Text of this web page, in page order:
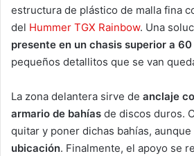
estructura de plástico de malla fina
del Hummer TGX Rainbow. Una
presente en un chasis superior a
pequeños detallitos que se van
La zona delantera sirve de anclaje
armario de bahías de discos duros.
quitar y poner dichas bahías, aunque
ubicación. Finalmente, el apoyo se